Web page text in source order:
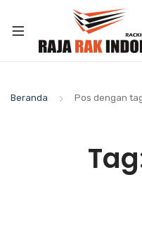
Beranda Pos dengan